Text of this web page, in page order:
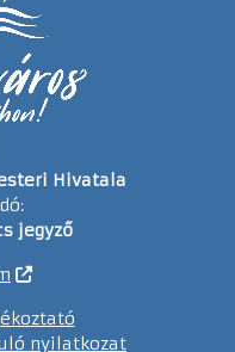
Hivatala
jegyző
nyilatkozat